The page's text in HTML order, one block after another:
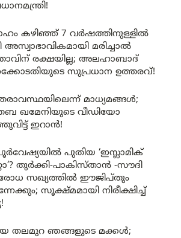
കഴിഞ്ഞ് 7 വർഷത്തിനുള്ളിൽ
അസ്വാഭാവികമായി മരിച്ചാൽ
രക്ഷയില്ല; അലഹാബാദ്
സുപ്രധാന ഉത്തരവ്!
മാധ്യമങ്ങൾ;
ഖമേനിയുടെ വീഡിയോ
ഇറാൻ!
പുതിയ ‘ഇസ്ലാമിക്
തുർക്കി-പാകിസ്താൻ -സൗദി
സഖ്യത്തിൽ ഈജിപ്തും
സൂക്ഷ്മമായി നിരീക്ഷിച്ച്
തലമുറ ഞങ്ങളുടെ മക്കൾ;